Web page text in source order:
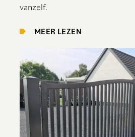
vanzelf.
MEER LEZEN